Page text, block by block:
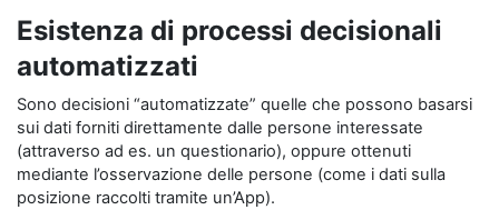
Esistenza di processi decisionali
automatizzati
Sono decisioni “automatizzate” quelle che possono basarsi
sui dati forniti direttamente dalle persone interessate
(attraverso ad es. un questionario), oppure ottenuti
mediante l’osservazione delle persone (come i dati sulla
posizione raccolti tramite un’App).